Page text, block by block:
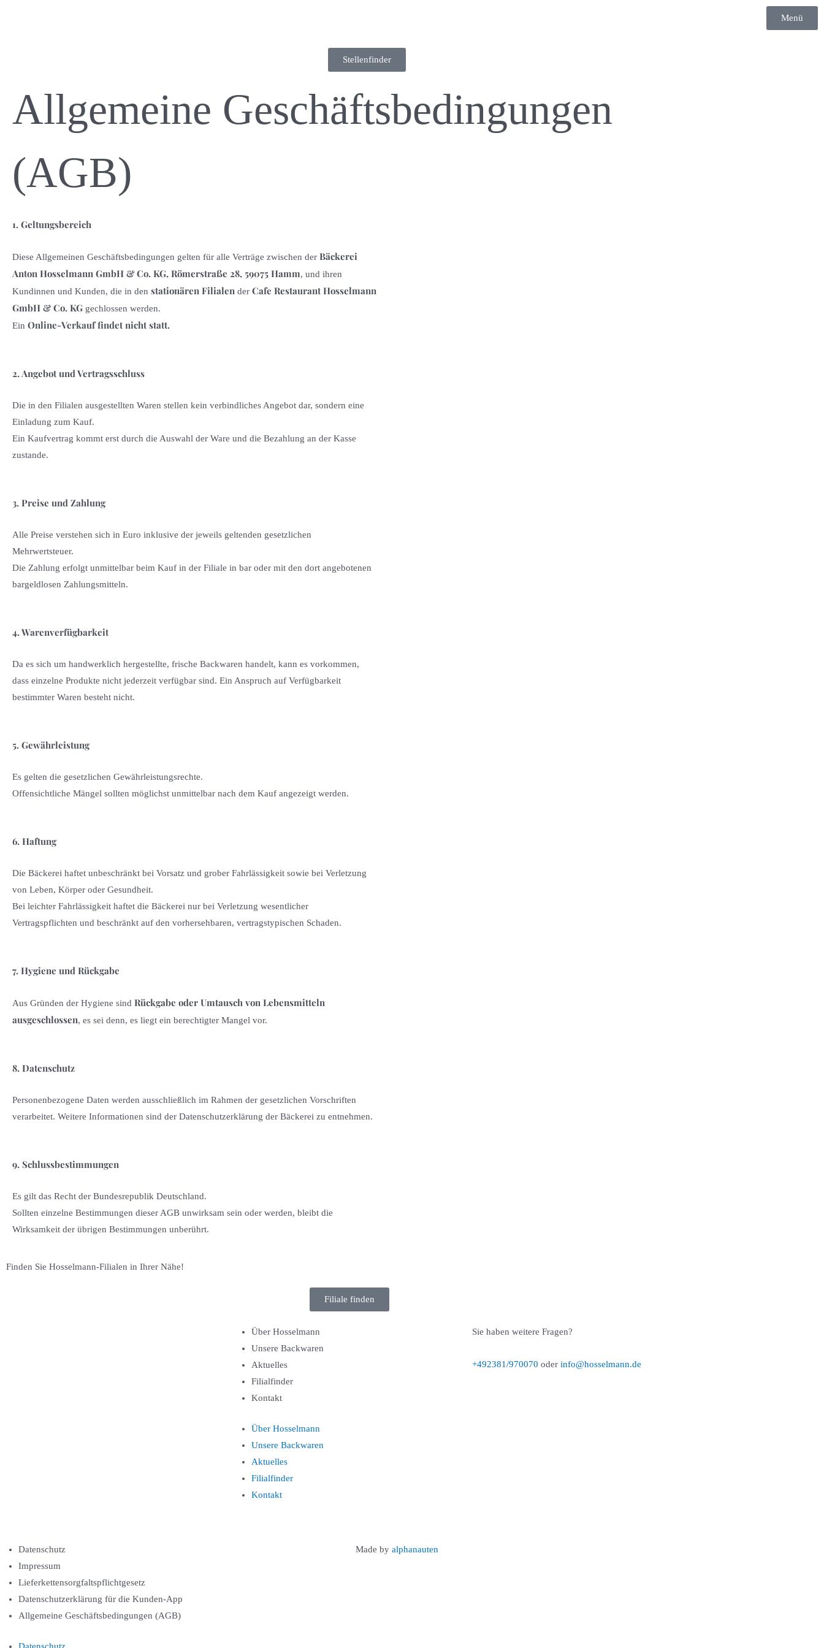
Stellenfinder
Menü
Allgemeine Geschäftsbedingungen
(AGB)
1. Geltungsbereich
Diese Allgemeinen Geschäftsbedingungen gelten für alle Verträge zwischen der Bäckerei
Anton Hosselmann GmbH & Co. KG, Römerstraße 28, 59075 Hamm, und ihren
Kundinnen und Kunden, die in den stationären Filialen der Cafe Restaurant Hosselmann
GmbH & Co. KG gechlossen werden.
Ein Online-Verkauf findet nicht statt.
2. Angebot und Vertragsschluss
Die in den Filialen ausgestellten Waren stellen kein verbindliches Angebot dar, sondern eine
Einladung zum Kauf.
Ein Kaufvertrag kommt erst durch die Auswahl der Ware und die Bezahlung an der Kasse
zustande.
3. Preise und Zahlung
Alle Preise verstehen sich in Euro inklusive der jeweils geltenden gesetzlichen
Mehrwertsteuer.
Die Zahlung erfolgt unmittelbar beim Kauf in der Filiale in bar oder mit den dort angebotenen
bargeldlosen Zahlungsmitteln.
4. Warenverfügbarkeit
Da es sich um handwerklich hergestellte, frische Backwaren handelt, kann es vorkommen,
dass einzelne Produkte nicht jederzeit verfügbar sind. Ein Anspruch auf Verfügbarkeit
bestimmter Waren besteht nicht.
5. Gewährleistung
Es gelten die gesetzlichen Gewährleistungsrechte.
Offensichtliche Mängel sollten möglichst unmittelbar nach dem Kauf angezeigt werden.
6. Haftung
Die Bäckerei haftet unbeschränkt bei Vorsatz und grober Fahrlässigkeit sowie bei Verletzung
von Leben, Körper oder Gesundheit.
Bei leichter Fahrlässigkeit haftet die Bäckerei nur bei Verletzung wesentlicher
Vertragspflichten und beschränkt auf den vorhersehbaren, vertragstypischen Schaden.
7. Hygiene und Rückgabe
Aus Gründen der Hygiene sind Rückgabe oder Umtausch von Lebensmitteln
ausgeschlossen, es sei denn, es liegt ein berechtigter Mangel vor.
8. Datenschutz
Personenbezogene Daten werden ausschließlich im Rahmen der gesetzlichen Vorschriften
verarbeitet. Weitere Informationen sind der Datenschutzerklärung der Bäckerei zu entnehmen.
9. Schlussbestimmungen
Es gilt das Recht der Bundesrepublik Deutschland.
Sollten einzelne Bestimmungen dieser AGB unwirksam sein oder werden, bleibt die
Wirksamkeit der übrigen Bestimmungen unberührt.
Finden Sie Hosselmann-Filialen in Ihrer Nähe!
Filiale finden
Über Hosselmann
Unsere Backwaren
Aktuelles
Filialfinder
Kontakt
Über Hosselmann
Unsere Backwaren
Aktuelles
Filialfinder
Kontakt
Sie haben weitere Fragen?
+492381/970070 oder info@hosselmann.de
Datenschutz
Impressum
Lieferkettensorgfaltspflichtgesetz
Datenschutzerklärung für die Kunden-App
Allgemeine Geschäftsbedingungen (AGB)
Datenschutz
Made by alphanauten